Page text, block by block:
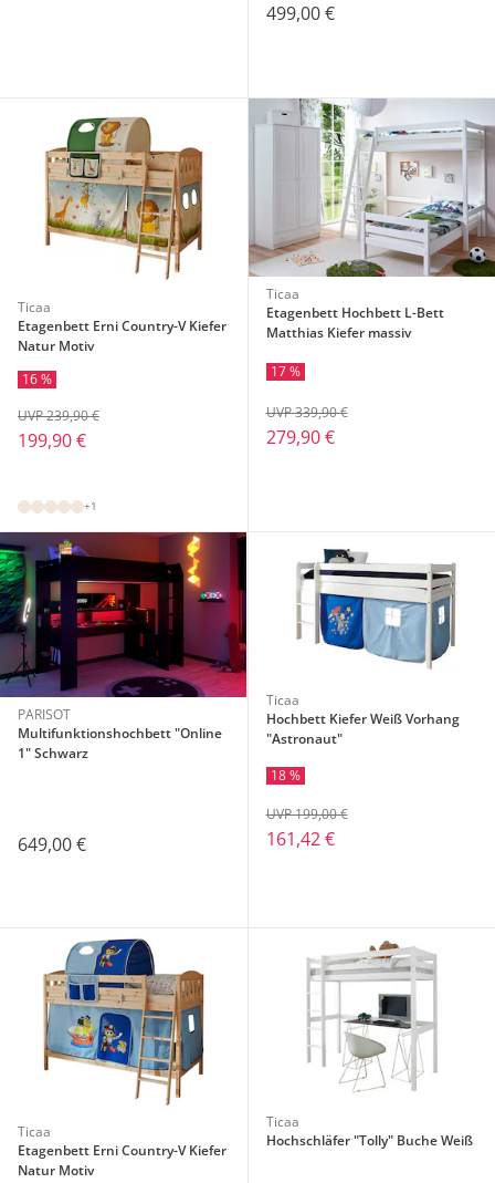
499,00 €
Ticaa
Etagenbett Erni Country-V Kiefer
Natur Motiv
16 %
199,90 €
UVP 239,90 €
+1
Ticaa
Etagenbett Hochbett L-Bett
Matthias Kiefer massiv
17 %
279,90 €
UVP 339,90 €
PARISOT
Multifunktionshochbett "Online
1" Schwarz
649,00 €
Ticaa
Hochbett Kiefer Weiß Vorhang
"Astronaut"
18 %
161,42 €
UVP 199,00 €
Ticaa
Etagenbett Erni Country-V Kiefer
Natur Motiv
Ticaa
Hochschläfer "Tolly" Buche Weiß